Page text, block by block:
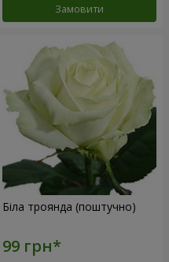
Замовити
Біла троянда (поштучно)